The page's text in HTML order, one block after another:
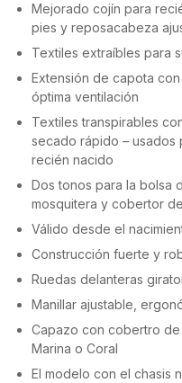
Mejorado cojín para
pies y reposacabeza
Textiles extraíbles para
Extensión de capota
óptima ventilación
Textiles transpirables
secado rápido – usados
recién nacido
Dos tonos para la bolsa
mosquitera y cobertor
Válido desde el
Construcción fuerte y
Ruedas delanteras
Manillar ajustable,
Capazo con cobertro
Marina o Coral
El modelo con el chasis